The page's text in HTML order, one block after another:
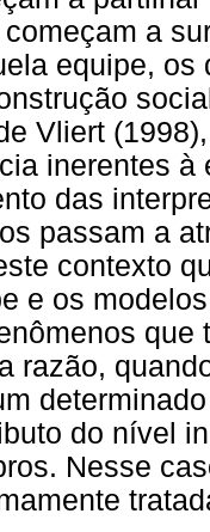
a
equipe,
Vliert
inerentes
das
passam a
contexto
e os
que
razão,
do nível
Nesse